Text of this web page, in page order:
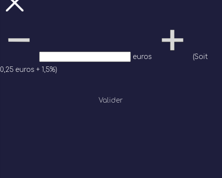
euros
(Soit
0,25 euros + 1,5%)
Valider